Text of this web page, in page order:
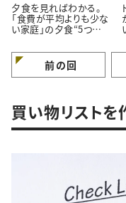
夕食を見ればわかる。
「食費が平均よりも少な
い家庭」の夕食“5つの
前の回
買い物リストを